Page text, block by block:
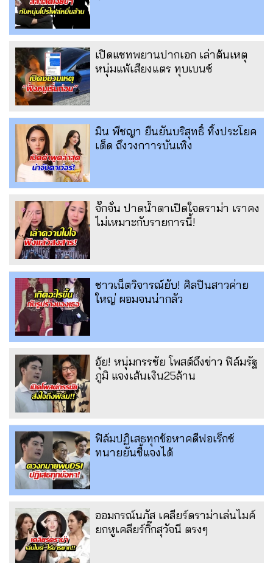
เปิดแชทพยานปากเอก เล่าต้นเหตุ
หนุ่มแพ้เสียงแตร ทุบเบนซ์
มิน พีชญา ยืนยันบริสุทธิ์ ทิ้งประโยค
เด็ด ถึงวงกาารบันเทิง
จั๊กจั่น ปาดน้ำตาเปิดใจดราม่า เราคง
ไม่เหมาะกับรายการนี้!
ชาวเน็ตวิจารณ์ยับ! ศิลปินสาวค่าย
ใหญ่ ผอมจนน่ากลัว
อุ้ย! หนุ่มกรรชัย โพสต์ถึงข่าว ฟิล์มรัฐ
ภูมิ แจงเส้นเงิน25ล้าน
ฟิล์มปฏิเสธทุกข้อหาคดีฟอเร็กซ์
ทนายยันชี้แจงได้
ออมกรณ์นภัส เคลียร์ดราม่าเล่นไมค์
ยกหูเคลียร์กิ๊กสุวัจนี ตรงๆ